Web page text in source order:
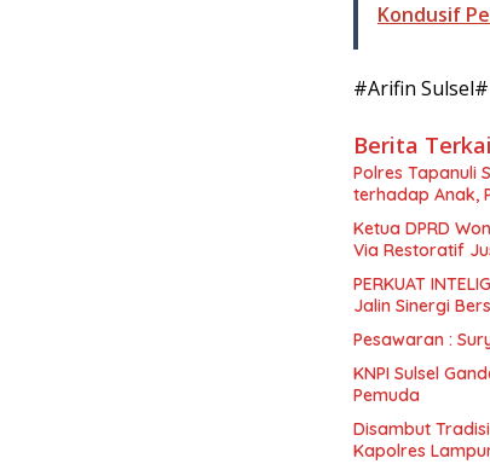
Kondusif
#Arifin Sulsel#
Berita
Polres Tapanuli
terhadap Anak,
Ketua DPRD
Via Restoratif
PERKUAT
Jalin Sinergi
KNPI Sulsel
Pemuda
Disambut
Kapolres